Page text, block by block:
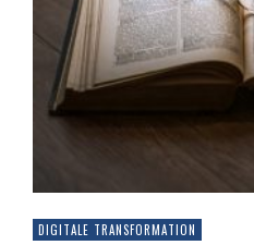
DIGITALE TRANSFORMATION